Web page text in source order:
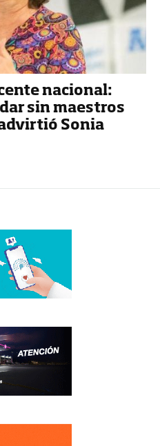
nacional:
sin maestros
Sonia